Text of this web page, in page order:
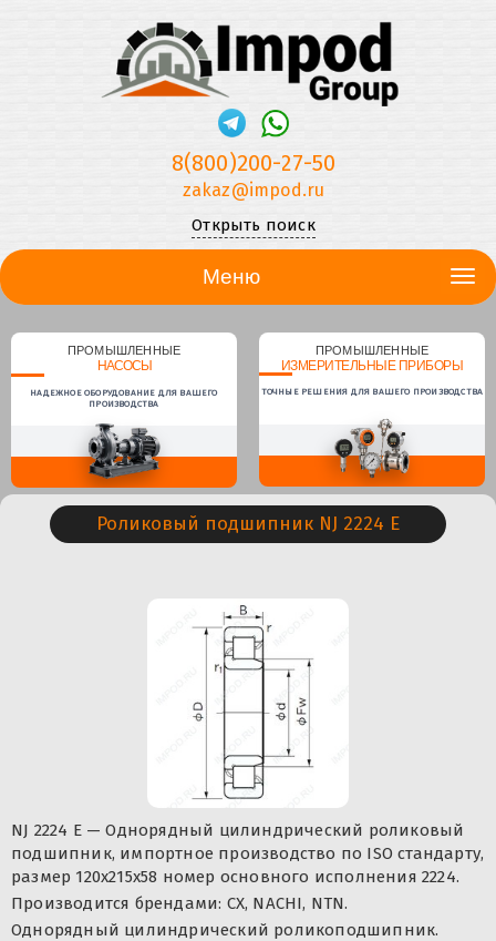
8(800)200-27-50
zakaz@impod.ru
Открыть поиск
Меню
ПРОМЫШЛЕННЫЕ
НАСОСЫ
НАДЕЖНОЕ ОБОРУДОВАНИЕ ДЛЯ ВАШЕГО
ПРОИЗВОДСТВА
ПРОМЫШЛЕННЫЕ
ИЗМЕРИТЕЛЬНЫЕ ПРИБОРЫ
ТОЧНЫЕ РЕШЕНИЯ ДЛЯ ВАШЕГО ПРОИЗВОДСТВА
Роликовый подшипник NJ 2224 E
NJ 2224 E — Однорядный цилиндрический роликовый
подшипник, импортное производство по ISO стандарту,
размер 120x215x58 номер основного исполнения 2224.
Производится брендами: CX, NACHI, NTN.
Однорядный цилиндрический роликоподшипник.